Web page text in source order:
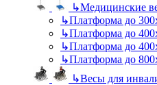
↳Медицинские
↳Платформа до
↳Платформа до
↳Платформа до
↳Платформа до
↳Весы для